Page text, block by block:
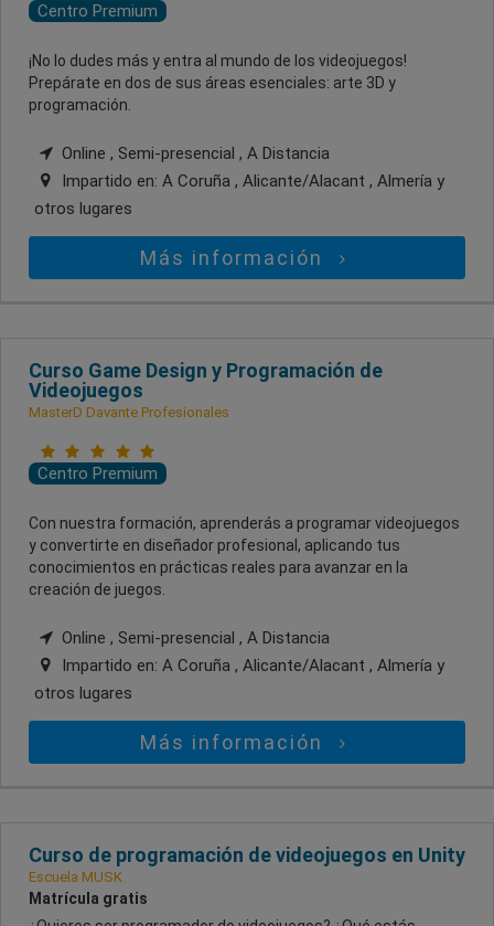
Centro Premium
¡No lo dudes más y entra al mundo de los videojuegos!
Prepárate en dos de sus áreas esenciales: arte 3D y
programación.
Online , Semi-presencial , A Distancia
Impartido en: A Coruña , Alicante/Alacant , Almería y
otros lugares
Más información
Curso Game Design y Programación de
Videojuegos
MasterD Davante Profesionales
Centro Premium
Con nuestra formación, aprenderás a programar videojuegos
y convertirte en diseñador profesional, aplicando tus
conocimientos en prácticas reales para avanzar en la
creación de juegos.
Online , Semi-presencial , A Distancia
Impartido en: A Coruña , Alicante/Alacant , Almería y
otros lugares
Más información
Curso de programación de videojuegos en Unity
Escuela MUSK
Matrícula gratis